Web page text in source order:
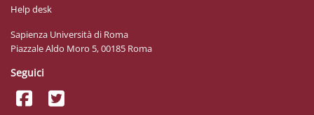
Help desk
Sapienza Università di Roma
Piazzale Aldo Moro 5, 00185 Roma
Seguici